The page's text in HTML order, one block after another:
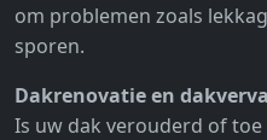
om problemen zoals
sporen.
Dakrenovatie en
Is uw dak verouderd of